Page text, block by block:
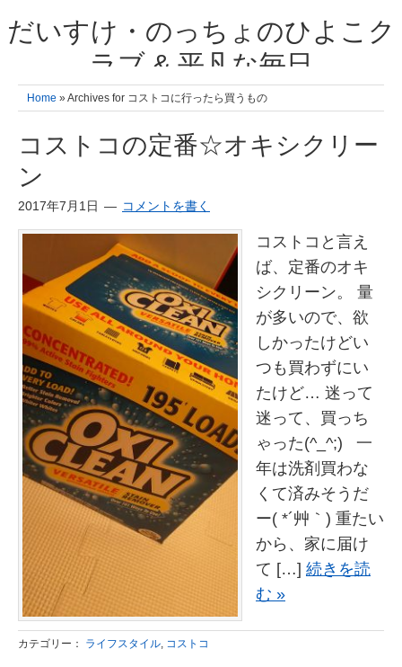
だいすけ・のっちょのひよこク
ラブ & 平凡な毎日
我が家の3人のひよこ成長日記と雑記 何十年後かに、大きくなったひよ
こ達とこの成長記を読み返すことを夢見て。& 3児ママの平凡日記 日々
Home » Archives for コストコに行ったら買うもの
コストコの定番☆オキシクリー
ン
2017年7月1日 コメントを書く
コストコと言え
ば、定番のオキ
シクリーン。 量
が多いので、欲
しかったけどい
つも買わずにい
たけど… 迷って
迷って、買っち
ゃった(^_^;) 一
年は洗剤買わな
くて済みそうだ
ー( *´艸｀) 重たい
から、家に届け
て […] 続きを読
む »
カテゴリー： ライフスタイル, コストコ